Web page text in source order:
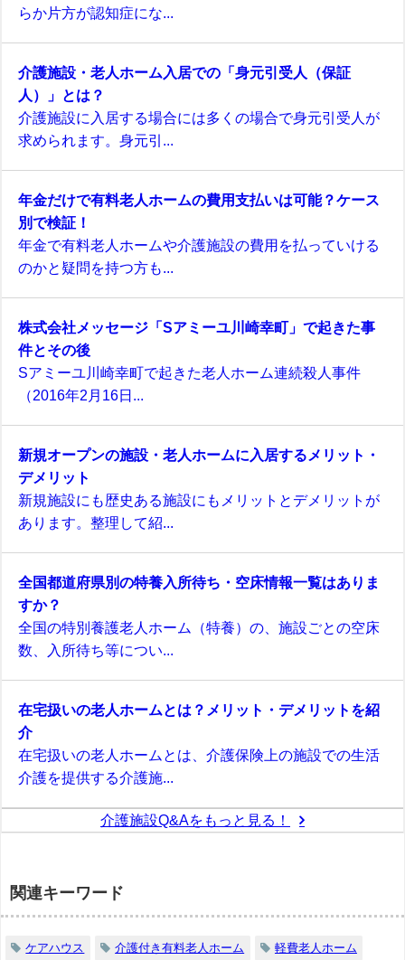
らか片方が認知症にな...
介護施設・老人ホーム入居での「身元引受人（保証
人）」とは？
介護施設に入居する場合には多くの場合で身元引受人が
求められます。身元引...
年金だけで有料老人ホームの費用支払いは可能？ケース
別で検証！
年金で有料老人ホームや介護施設の費用を払っていける
のかと疑問を持つ方も...
株式会社メッセージ「Sアミーユ川崎幸町」で起きた事
件とその後
Sアミーユ川崎幸町で起きた老人ホーム連続殺人事件
（2016年2月16日...
新規オープンの施設・老人ホームに入居するメリット・
デメリット
新規施設にも歴史ある施設にもメリットとデメリットが
あります。整理して紹...
全国都道府県別の特養入所待ち・空床情報一覧はありま
すか？
全国の特別養護老人ホーム（特養）の、施設ごとの空床
数、入所待ち等につい...
在宅扱いの老人ホームとは？メリット・デメリットを紹
介
在宅扱いの老人ホームとは、介護保険上の施設での生活
介護を提供する介護施...
介護施設Q&Aをもっと見る！
関連キーワード
ケアハウス 介護付き有料老人ホーム 軽費老人ホーム